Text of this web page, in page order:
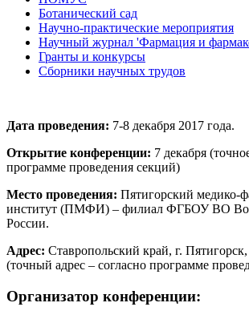
Ботанический сад
Научно-практические мероприятия
Научный журнал 'Фармация и
Гранты и конкурсы
Сборники научных трудов
Дата проведения: 7-8 декабря 2017 года.
Открытие конференции: 7 декабря
программе проведения секций)
Место проведения: Пятигорский медико-
институт (ПМФИ) – филиал ФГБОУ ВО
России.
Адрес: Ставропольский край, г.
(точный адрес – согласно программе
Организатор конференции: